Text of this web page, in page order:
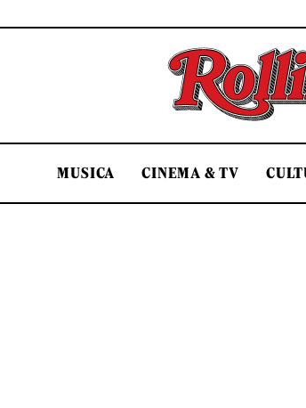
MUSICA CINEMA & TV